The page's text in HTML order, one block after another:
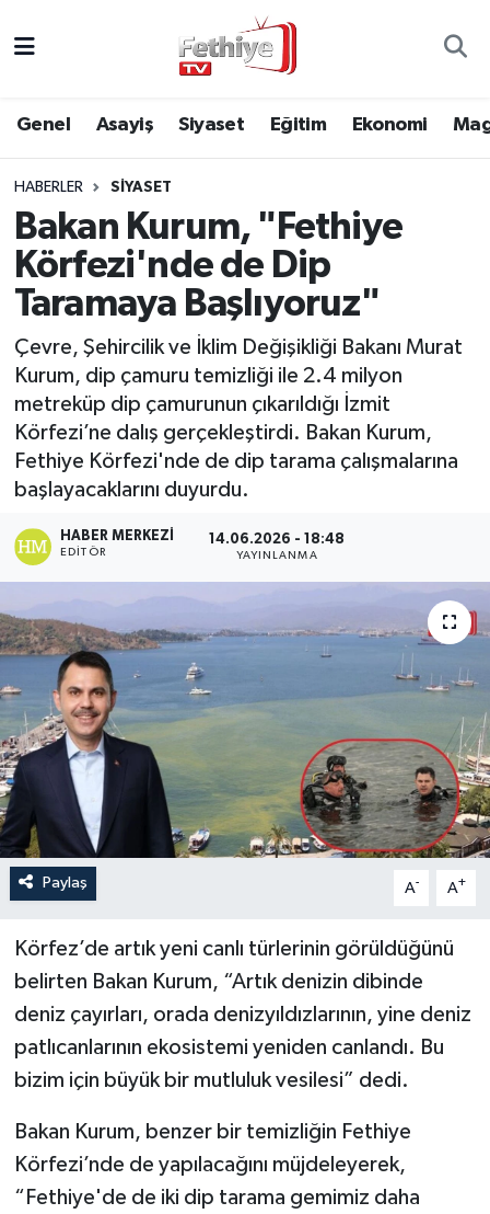
Genel Asayiş Siyaset Eğitim Ekonomi
HABERLER SIYASET
Bakan Kurum, "Fethiye
Körfezi'nde de Dip
Taramaya Başlıyoruz"
Çevre, Şehircilik ve İklim Değişikliği Bakanı Murat
Kurum, dip çamuru temizliği ile 2.4 milyon
metreküp dip çamurunun çıkarıldığı İzmit
Körfezi’ne dalış gerçekleştirdi. Bakan Kurum,
Fethiye Körfezi'nde de dip tarama çalışmalarına
başlayacaklarını duyurdu.
HABER MERKEZI
EDITÖR
14.06.2026 - 18:48
YAYINLANMA
Paylaş A- A+
Körfez’de artık yeni canlı türlerinin görüldüğünü
belirten Bakan Kurum, “Artık denizin dibinde
deniz çayırları, orada denizyıldızlarının, yine deniz
patlıcanlarının ekosistemi yeniden canlandı. Bu
bizim için büyük bir mutluluk vesilesi” dedi.
Bakan Kurum, benzer bir temizliğin Fethiye
Körfezi’nde de yapılacağını müjdeleyerek,
“Fethiye'de de iki dip tarama gemimiz daha
Asayiş
Eğitim
Ekonomi
Kültür
Magazin
Spor
Turizm
Muğla Hava Durumu
Muğla Namaz Vakitleri
Muğla Trafik Yoğunluk Haritası
Süper Lig Puan Durumu ve Fikstür
Tüm Manşetler
Son Dakika Haberleri
Haber Arşivi